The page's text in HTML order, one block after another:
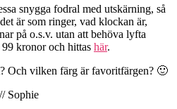
snygga fodral med utskärning, så
är som ringer, vad klockan är,
på o.s.v. utan att behöva lyfta
kronor och hittas här.
Och vilken färg är favoritfärgen? 🙂
// Sophie